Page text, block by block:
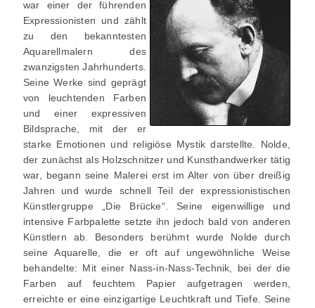
war einer der führenden
Expressionisten und zählt
zu den bekanntesten
Aquarellmalern des
zwanzigsten Jahrhunderts.
Seine Werke sind geprägt
von leuchtenden Farben
und einer expressiven
Bildsprache, mit der er
starke Emotionen und religiöse Mystik darstellte. Nolde,
der zunächst als Holzschnitzer und Kunsthandwerker tätig
war, begann seine Malerei erst im Alter von über dreißig
Jahren und wurde schnell Teil der expressionistischen
Künstlergruppe „Die Brücke“. Seine eigenwillige und
intensive Farbpalette setzte ihn jedoch bald von anderen
Künstlern ab. Besonders berühmt wurde Nolde durch
seine Aquarelle, die er oft auf ungewöhnliche Weise
behandelte: Mit einer Nass-in-Nass-Technik, bei der die
Farben auf feuchtem Papier aufgetragen werden,
erreichte er eine einzigartige Leuchtkraft und Tiefe. Seine